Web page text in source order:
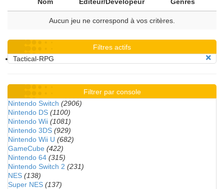
Aucun jeu ne correspond à vos critères.
Filtres actifs
Tactical-RPG
Filtrer par console
Nintendo Switch (2906)
Nintendo DS (1100)
Nintendo Wii (1081)
Nintendo 3DS (929)
Nintendo Wii U (682)
GameCube (422)
Nintendo 64 (315)
Nintendo Switch 2 (231)
NES (138)
Super NES (137)